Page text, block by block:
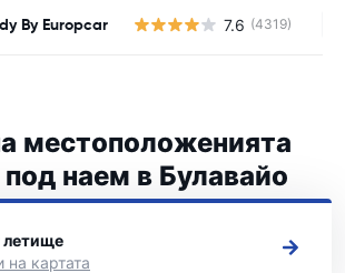
By Europcar 7.6 (4319)
местоположенията
под наем в Булавайо
места за коли под наем в Булавайо
летище
картата